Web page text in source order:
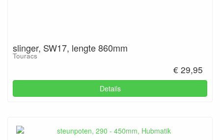
slinger, SW17, lengte 860mm
Touracs
€ 29,95
Details